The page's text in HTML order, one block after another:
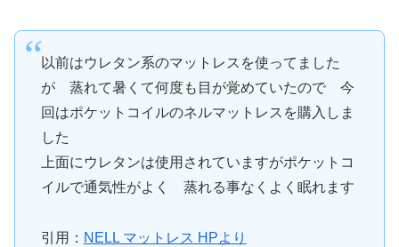
以前はウレタン系のマットレスを使ってました
が 蒸れて暑くて何度も目が覚めていたので 今
回はポケットコイルのネルマットレスを購入しま
した
上面にウレタンは使用されていますがポケットコ
イルで通気性がよく 蒸れる事なくよく眠れます
引用： NELL マットレス HPより